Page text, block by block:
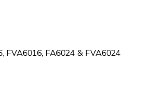
FVA6016, FA6024 & FVA6024